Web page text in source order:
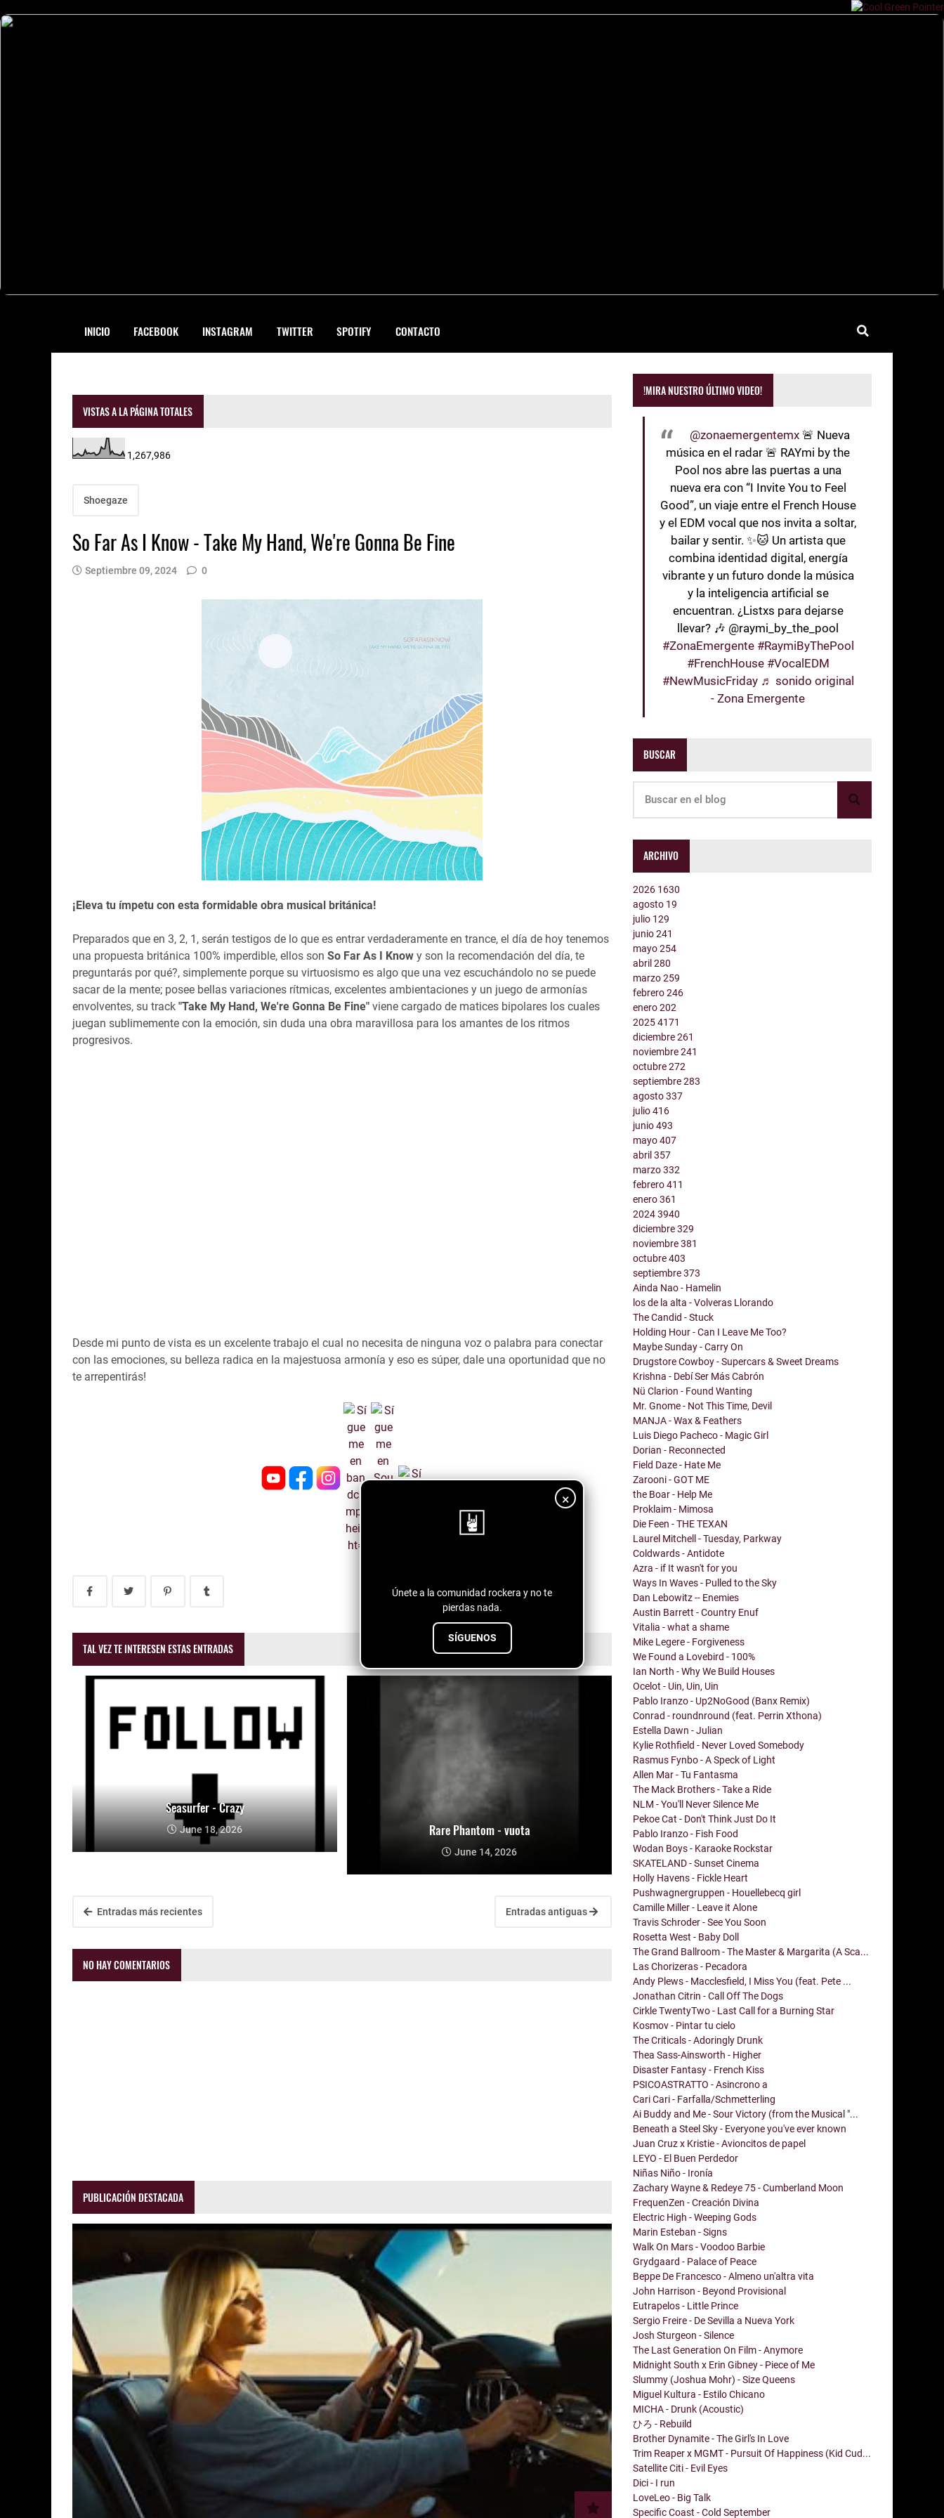
INICIO FACEBOOK INSTAGRAM TWITTER SPOTIFY CONTACTO
×
Únete a la comunidad rockera y no te
pierdas nada.
SÍGUENOS
VISTAS A LA PÁGINA TOTALES
1,267,986
Shoegaze
So Far As I Know - Take My Hand, We're Gonna Be Fine
Septiembre 09, 2024 0
¡Eleva tu ímpetu con esta formidable obra musical británica!
Preparados que en 3, 2, 1, serán testigos de lo que es entrar verdaderamente en trance, el día de hoy tenemos
una propuesta británica 100% imperdible, ellos son So Far As I Know y son la recomendación del día, te
preguntarás por qué?, simplemente porque su virtuosismo es algo que una vez escuchándolo no se puede
sacar de la mente; posee bellas variaciones rítmicas, excelentes ambientaciones y un juego de armonías
envolventes, su track "Take My Hand, We're Gonna Be Fine" viene cargado de matices bipolares los cuales
juegan sublimemente con la emoción, sin duda una obra maravillosa para los amantes de los ritmos
progresivos.
Desde mi punto de vista es un excelente trabajo el cual no necesita de ninguna voz o palabra para conectar
con las emociones, su belleza radica en la majestuosa armonía y eso es súper, dale una oportunidad que no
te arrepentirás!
TAL VEZ TE INTERESEN ESTAS ENTRADAS
Seasurfer - Crazy
June 18, 2026 Rare Phantom - vuota
June 14, 2026
Entradas más recientes Entradas antiguas
NO HAY COMENTARIOS
PUBLICACIÓN DESTACADA
!MIRA NUESTRO ÚLTIMO VIDEO!
@zonaemergentemx 🚨 Nueva
música en el radar 🚨 RAYmi by the
Pool nos abre las puertas a una
nueva era con “I Invite You to Feel
Good”, un viaje entre el French House
y el EDM vocal que nos invita a soltar,
bailar y sentir. ✨🐱 Un artista que
combina identidad digital, energía
vibrante y un futuro donde la música
y la inteligencia artificial se
encuentran. ¿Listxs para dejarse
llevar? 🎶 @raymi_by_the_pool
#ZonaEmergente #RaymiByThePool
#FrenchHouse #VocalEDM
#NewMusicFriday ♬ sonido original
- Zona Emergente
BUSCAR
ARCHIVO
2026 1630
agosto 19
julio 129
junio241
mayo254
abril280
marzo259
febrero246
enero202
20254171
diciembre261
noviembre241
octubre272
septiembre283
agosto337
julio416
junio493
mayo407
abril357
marzo332
febrero411
enero361
20243940
diciembre329
noviembre381
octubre403
septiembre373
Ainda Nao - Hamelin
los de la alta - Volveras Llorando
The Candid - Stuck
Holding Hour - Can I Leave Me Too?
Maybe Sunday - Carry On
Drugstore Cowboy - Supercars & Sweet Dreams
Krishna - Debí Ser Más Cabrón
Nü Clarion - Found Wanting
Mr. Gnome - Not This Time, Devil
MANJA - Wax & Feathers
Luis Diego Pacheco - Magic Girl
Dorian - Reconnected
Field Daze - Hate Me
Zarooni - GOT ME
the Boar - Help Me
Proklaim - Mimosa
Die Feen - THE TEXAN
Laurel Mitchell - Tuesday, Parkway
Coldwards - Antidote
Azra - if It wasn't for you
Ways In Waves - Pulled to the Sky
Dan Lebowitz -- Enemies
Austin Barrett - Country Enuf
Vitalia - what a shame
Mike Legere - Forgiveness
We Found a Lovebird - 100%
Ian North - Why We Build Houses
Ocelot - Uin, Uin, Uin
Pablo Iranzo - Up2NoGood (Banx Remix)
Conrad - roundnround (feat. Perrin Xthona)
Estella Dawn - Julian
Kylie Rothfield - Never Loved Somebody
Rasmus Fynbo - A Speck of Light
Allen Mar - Tu Fantasma
The Mack Brothers - Take a Ride
NLM - You'll Never Silence Me
Pekoe Cat - Don't Think Just Do It
Pablo Iranzo - Fish Food
Wodan Boys - Karaoke Rockstar
SKATELAND - Sunset Cinema
Holly Havens - Fickle Heart
Pushwagnergruppen - Houellebecq girl
Camille Miller - Leave it Alone
Travis Schroder - See You Soon
Rosetta West - Baby Doll
The Grand Ballroom - The Master & Margarita (A Sca...
Las Chorizeras - Pecadora
Andy Plews - Macclesfield, I Miss You (feat. Pete ...
Jonathan Citrin - Call Off The Dogs
Cirkle TwentyTwo - Last Call for a Burning Star
Kosmov - Pintar tu cielo
The Criticals - Adoringly Drunk
Thea Sass-Ainsworth - Higher
Disaster Fantasy - French Kiss
PSICOASTRATTO - Asincrono a
Cari Cari - Farfalla/Schmetterling
Ai Buddy and Me - Sour Victory (from the Musical "...
Beneath a Steel Sky - Everyone you've ever known
Juan Cruz x Kristie - Avioncitos de papel
LEYO - El Buen Perdedor
Niñas Niño - Ironía
Zachary Wayne & Redeye 75 - Cumberland Moon
FrequenZen - Creación Divina
Electric High - Weeping Gods
Marin Esteban - Signs
Walk On Mars - Voodoo Barbie
Grydgaard - Palace of Peace
Beppe De Francesco - Almeno un'altra vita
John Harrison - Beyond Provisional
Eutrapelos - Little Prince
Sergio Freire - De Sevilla a Nueva York
Josh Sturgeon - Silence
The Last Generation On Film - Anymore
Midnight South x Erin Gibney - Piece of Me
Slummy (Joshua Mohr) - Size Queens
Miguel Kultura - Estilo Chicano
MICHA - Drunk (Acoustic)
ひろ - Rebuild
Brother Dynamite - The Girl's In Love
Trim Reaper x MGMT - Pursuit Of Happiness (Kid Cud...
Satellite Citi - Evil Eyes
Dici - I run
LoveLeo - Big Talk
Specific Coast - Cold September